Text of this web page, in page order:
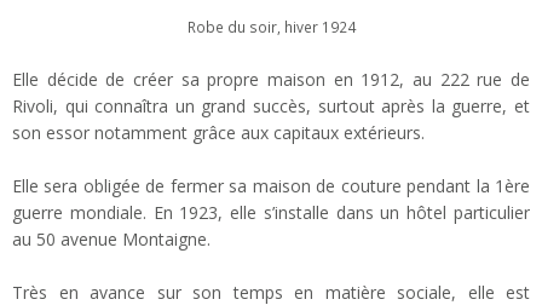
Robe du soir, hiver 1924
Elle décide de créer sa propre maison en 1912, au 222 rue de
Rivoli, qui connaîtra un grand succès, surtout après la guerre, et
son essor notamment grâce aux capitaux extérieurs.
Elle sera obligée de fermer sa maison de couture pendant la 1ère
guerre mondiale. En 1923, elle s’installe dans un hôtel particulier
au 50 avenue Montaigne.
Très en avance sur son temps en matière sociale, elle est